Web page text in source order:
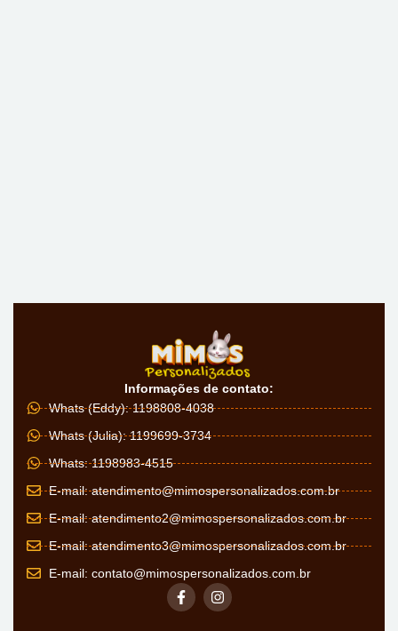
Informações de contato:
Whats (Eddy): 1198808-4038
Whats (Julia): 1199699-3734
Whats: 1198983-4515
E-mail:atendimento@mimospersonalizados.com.br
E-mail:atendimento2@mimospersonalizados.com.br
E-mail:atendimento3@mimospersonalizados.com.br
E-mail: contato@mimospersonalizados.com.br